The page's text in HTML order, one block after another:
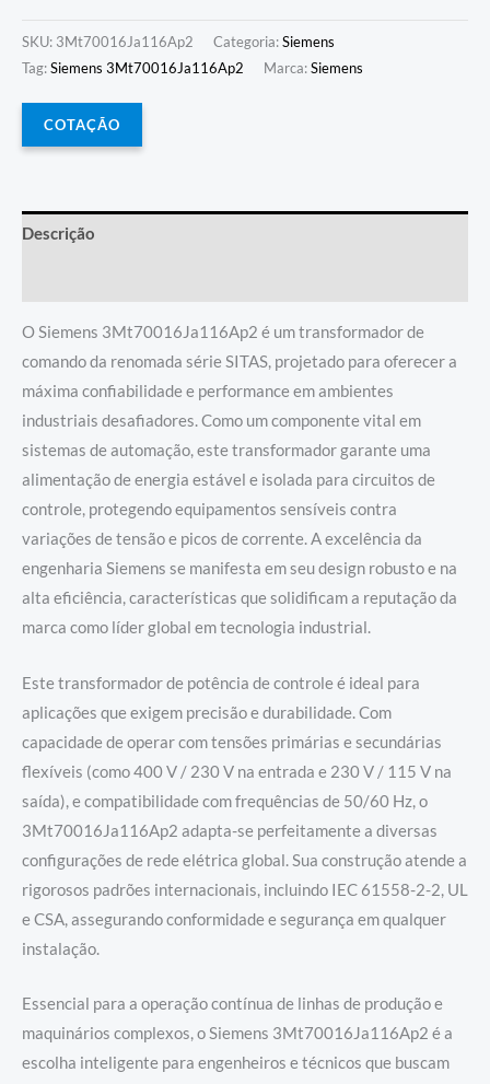
SKU: 3Mt70016Ja116Ap2 Categoria:Siemens
Tag:Siemens 3Mt70016Ja116Ap2 Marca:Siemens
COTAÇÃO
Descrição
O Siemens 3Mt70016Ja116Ap2 é um transformador de
comando da renomada série SITAS, projetado para oferecer a
máxima confiabilidade e performance em ambientes
industriais desafiadores. Como um componente vital em
sistemas de automação, este transformador garante uma
alimentação de energia estável e isolada para circuitos de
controle, protegendo equipamentos sensíveis contra
variações de tensão e picos de corrente. A excelência da
engenharia Siemens se manifesta em seu design robusto e na
alta eficiência, características que solidificam a reputação da
marca como líder global em tecnologia industrial.
Este transformador de potência de controle é ideal para
aplicações que exigem precisão e durabilidade. Com
capacidade de operar com tensões primárias e secundárias
flexíveis (como 400 V / 230 V na entrada e 230 V / 115 V na
saída), e compatibilidade com frequências de 50/60 Hz, o
3Mt70016Ja116Ap2 adapta-se perfeitamente a diversas
configurações de rede elétrica global. Sua construção atende a
rigorosos padrões internacionais, incluindo IEC 61558-2-2, UL
e CSA, assegurando conformidade e segurança em qualquer
instalação.
Essencial para a operação contínua de linhas de produção e
maquinários complexos, o Siemens 3Mt70016Ja116Ap2 é a
escolha inteligente para engenheiros e técnicos que buscam